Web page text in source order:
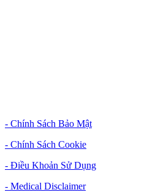
- Chính Sách Bảo Mật
- Chính Sách Cookie
- Điều Khoản Sử Dụng
- Medical Disclaimer